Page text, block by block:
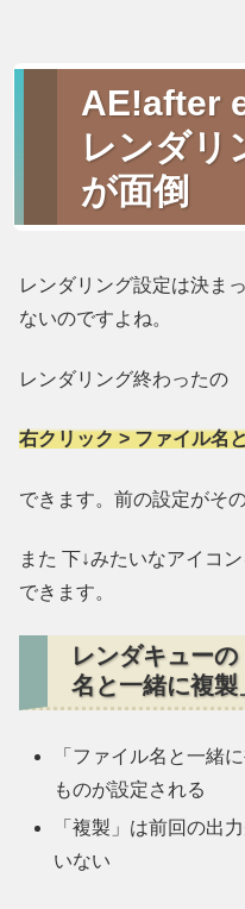
AE!after
レンダリ
が面倒
レンダリング設定は決ま
ないのですよね。
レンダリング終わったの
右クリック > ファイル名
できます。前の設定がそ
また 下↓みたいなアイコ
できます。
レンダキュー
名と一緒に複製
「ファイル名と一緒
ものが設定される
「複製」は前回の出
いない